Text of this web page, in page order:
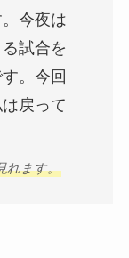
今夜は
試合を
。今回
戻って
れます。